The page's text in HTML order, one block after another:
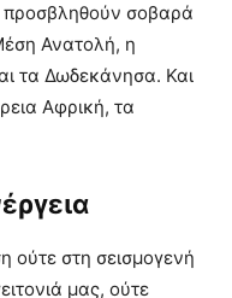
προσβληθούν σοβαρά
Ανατολή, η
τα Δωδεκάνησα. Και
Αφρική, τα
ούτε στη σεισμογενή
μας, ούτε